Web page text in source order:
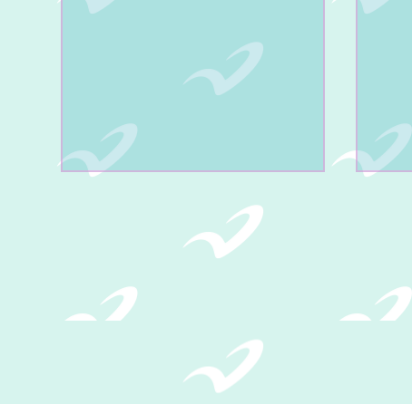
SEMESTRAL 2026.
Dirección: